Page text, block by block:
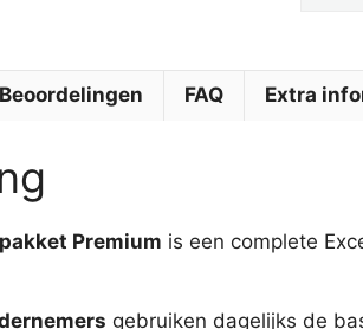
Beoordelingen FAQ Extra
Premium is een complete
gebruiken dagelijks de